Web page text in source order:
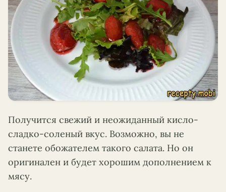
Получится свежий и неожиданный кисло-
сладко-соленый вкус. Возможно, вы не
станете обожателем такого салата. Но он
оригинален и будет хорошим дополнением к
мясу.